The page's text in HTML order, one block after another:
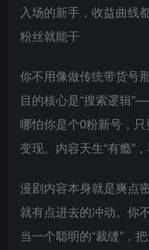
入场的新手，收益曲线
粉丝就能干
你不用像做传统带货号
目的核心是“搜索逻辑
哪怕你是个0粉新号，
变现。内容天生“有瘾”
漫剧内容本身就是爽点
就有点进去的冲动。你
当一个聪明的“裁缝”，